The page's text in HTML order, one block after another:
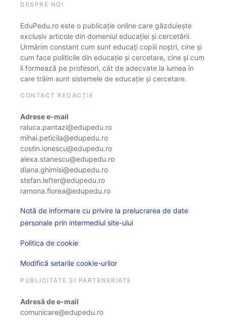
DESPRE NOI
EduPedu.ro este o publicație online care găzduiește
exclusiv articole din domeniul educației și cercetării.
Urmărim constant cum sunt educați copiii noștri, cine și
cum face politicile din educație și cercetare, cine și cum
îi formează pe profesori, cât de adecvate la lumea în
care trăim sunt sistemele de educație și cercetare.
CONTACT REDACȚIE
Adrese e-mail
raluca.pantazi@edupedu.ro
mihai.peticila@edupedu.ro
costin.ionescu@edupedu.ro
alexa.stanescu@edupedu.ro
diana.ghimisi@edupedu.ro
stefan.lefter@edupedu.ro
ramona.florea@edupedu.ro
Notă de informare cu privire la prelucrarea de date
personale prin intermediul site-ului
Politica de cookie
Modifică setarile cookie-urilor
PUBLICITATE ȘI PARTENERIATE
Adresă de e-mail
comunicare@edupedu.ro